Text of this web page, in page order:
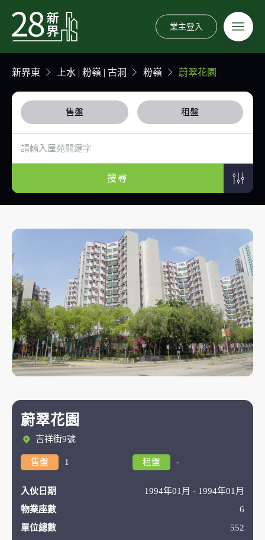
業主登入
新界東 上水 | 粉嶺 | 古洞 粉嶺 蔚翠花園
售盤 租盤
搜尋
蔚翠花園
吉祥街9號
售盤 1 租盤 -
入伙日期
1994年01月 - 1994年01月
物業座數
6
單位總數
552